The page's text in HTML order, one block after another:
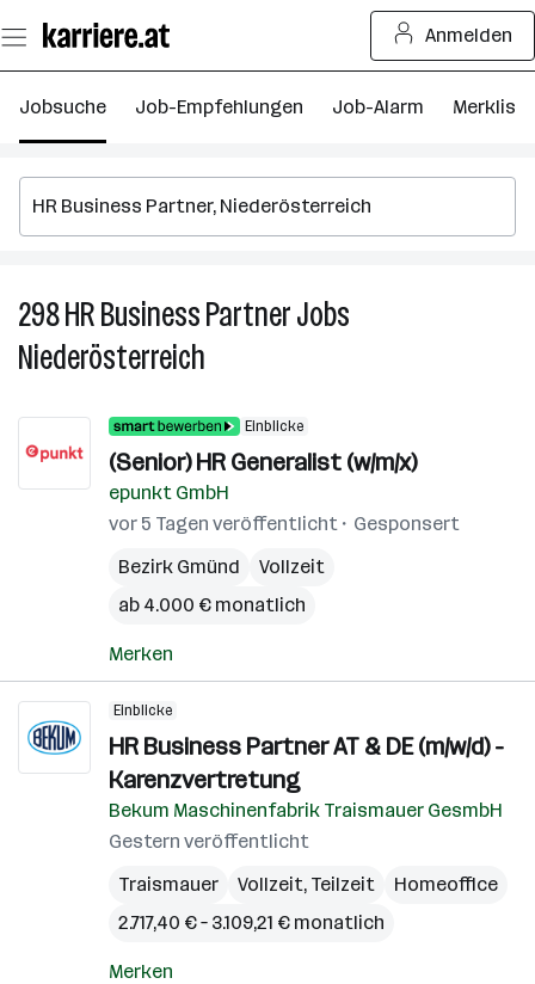
Seiteninhalt
springen
Anmelden
Jobsuche Job-Empfehlungen Job-Alarm Merkliste
298HR Business PartnerJobs
Niederösterreich
Einblicke
(Senior) HR Generalist (w/m/x)
epunkt GmbH
vor 5 Tagen veröffentlicht
Gesponsert
Bezirk Gmünd
Vollzeit
ab 4.000 € monatlich
Merken
Einblicke
HR Business Partner AT & DE (m/w/d) -
Karenzvertretung
Bekum Maschinenfabrik Traismauer GesmbH
Gestern veröffentlicht
Traismauer
Vollzeit, Teilzeit
Homeoffice
2.717,40 € – 3.109,21 € monatlich
Merken